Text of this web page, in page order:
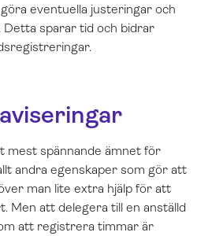
eventuella justeringar och
Detta sparar tid och bidrar
mest spännande ämnet för
andra egenskaper som gör att
man lite extra hjälp för att
Men att delegera till en anställd
att registrera timmar är